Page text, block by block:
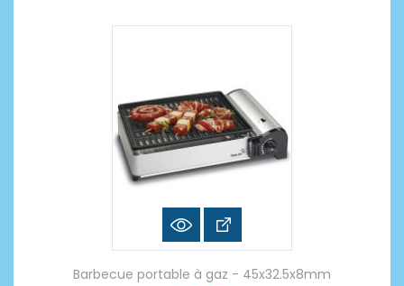
Barbecue portable à gaz - 45x32.5x8mm